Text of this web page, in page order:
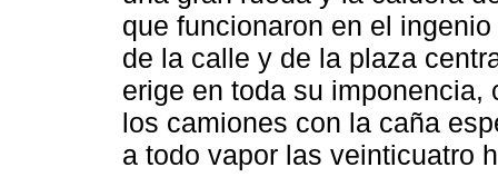
que funcionaron en el
de la calle y de la plaza
erige en toda su
los camiones con la caña
a todo vapor las veinticuatro